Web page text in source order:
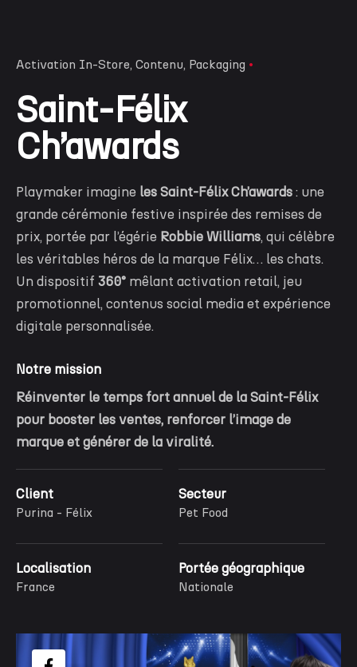
Activation In-Store Contenu Packaging
Saint-Félix
Ch’awards
Playmaker imagine les Saint-Félix Ch’awards : une
grande cérémonie festive inspirée des remises de
prix, portée par l’égérie Robbie Williams, qui célèbre
les véritables héros de la marque Félix… les chats.
Un dispositif 360° mêlant activation retail, jeu
promotionnel, contenus social media et expérience
digitale personnalisée.
Notre mission
Réinventer le temps fort annuel de la Saint-Félix
pour booster les ventes, renforcer l’image de
marque et générer de la viralité.
Client
Purina - Félix
Secteur
Pet Food
Localisation
France
Portée géographique
Nationale